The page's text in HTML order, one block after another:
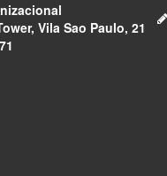
Vila Sao Paulo, 2121